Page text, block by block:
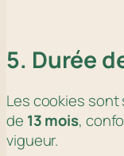
5. Durée
Les cookies sont
de 13 mois,
vigueur.